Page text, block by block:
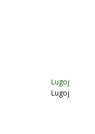
Lugoj
Lugoj